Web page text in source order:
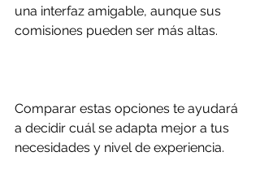
una interfaz amigable, aunque sus
comisiones pueden ser más altas.
Comparar estas opciones te ayudará
a decidir cuál se adapta mejor a tus
necesidades y nivel de experiencia.